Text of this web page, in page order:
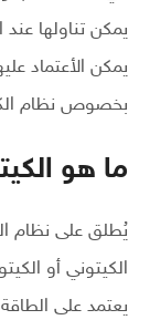
يمكن تناولها
يمكن الأعتماد
بخصوص نظام
ما هو
يُطلق على نظام
الكيتوني أو
يعتمد على